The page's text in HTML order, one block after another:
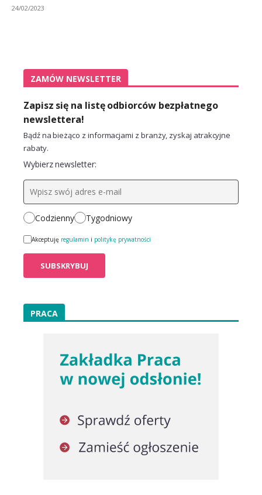
24/02/2023
ZAMÓW NEWSLETTER
Zapisz się na listę odbiorców bezpłatnego
newslettera!
Bądź na bieżąco z informacjami z branży, zyskaj atrakcyjne
rabaty.
Wybierz newsletter:
Codzienny Tygodniowy
Akceptuję regulamin i politykę prywatności
PRACA